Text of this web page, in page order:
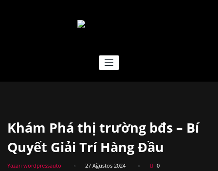
EFSANE TREYLER
Khám Phá thị trường bđs – Bí
Quyết Giải Trí Hàng Đầu
Yazarı wordpressauto 27 Ağustos 2024 0